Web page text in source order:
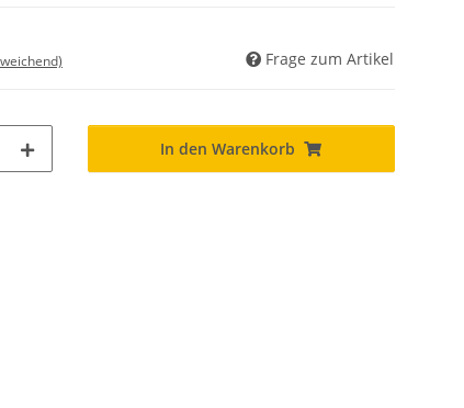
Frage zum Artikel
In den Warenkorb